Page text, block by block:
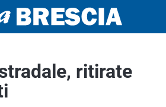
ritirate